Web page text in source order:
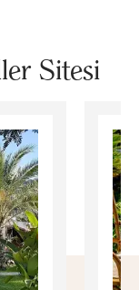
Sitesi